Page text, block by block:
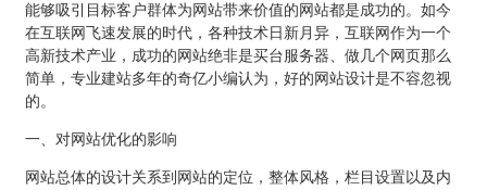
能够吸引目标客户群体为网站带来价值的网站都是成功的。如今
在互联网飞速发展的时代，各种技术日新月异，互联网作为一个
高新技术产业，成功的网站绝非是买台服务器、做几个网页那么
简单，专业建站多年的奇亿小编认为，好的网站设计是不容忽视
的。
一、对网站优化的影响
网站总体的设计关系到网站的定位，整体风格，栏目设置以及内